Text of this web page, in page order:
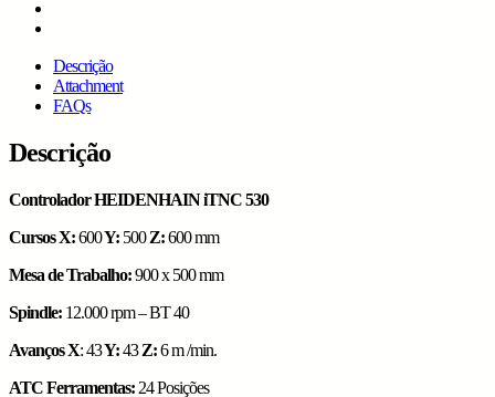
Descrição
Attachment
FAQs
Descrição
Controlador HEIDENHAIN iTNC 530
Cursos X:600Y: 500Z:600 mm
Mesa de Trabalho:900 x 500 mm
Spindle: 12.000 rpm – BT 40
Avanços X:43Y:43Z:6 m/min.
ATC Ferramentas: 24 Posições